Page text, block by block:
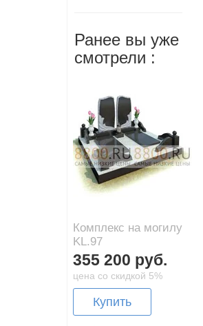
Ранее вы уже
смотрели :
Комплекс на могилу
KL.97
355 200 руб.
цена со скидкой 5%
Купить